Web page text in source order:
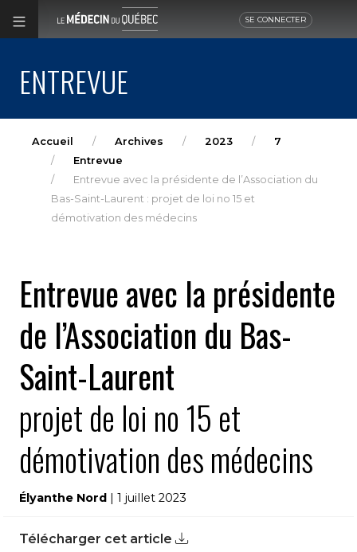
SE CONNECTER
ENTREVUE
Accueil Archives 2023
7
Entrevue
Entrevue avec la présidente de l’Association du
Bas-Saint-Laurent : projet de loi no 15 et
démotivation des médecins
Entrevue avec la présidente
de l’Association du Bas-
Saint-Laurent
projet de loi no 15 et
démotivation des médecins
Élyanthe Nord | 1 juillet 2023
Télécharger cet article